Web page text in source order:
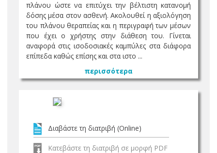
πλάνου ώστε να επιτύχει την βέλτιστη κατανομή
δόσης μέσα στον ασθενή. Ακολουθεί η αξιολόγηση
του πλάνου θεραπείας και η περιγραφή των μέσων
που έχει ο χρήστης στην διάθεση του. Γίνεται
αναφορά στις ισοδοσιακές καμπύλες στα διάφορα
επίπεδα καθώς επίσης και στα ιστο ...
περισσότερα
Διαβάστε τη διατριβή (Online)
Κατεβάστε τη διατριβή σε μορφή PDF